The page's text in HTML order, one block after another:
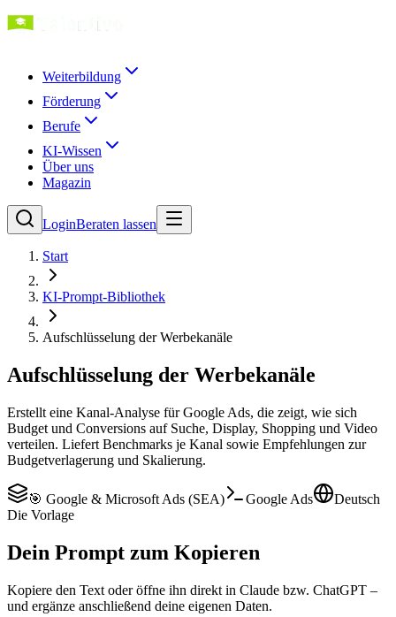
Weiterbildung
Förderung
Berufe
KI-Wissen
Über uns
Magazin
LoginBeraten lassen
Start
KI-Prompt-Bibliothek
Aufschlüsselung der Werbekanäle
Aufschlüsselung der Werbekanäle
Erstellt eine Kanal-Analyse für Google Ads, die zeigt, wie sich
Budget und Conversions auf Suche, Display, Shopping und Video
verteilen. Liefert Benchmarks je Kanal sowie Empfehlungen zur
Budgetverlagerung und Skalierung.
🎯 Google & Microsoft Ads (SEA) Google Ads
Deutsch
Die Vorlage
Dein Prompt zum Kopieren
Kopiere den Text oder öffne ihn direkt in Claude bzw. ChatGPT –
und ergänze anschließend deine eigenen Daten.